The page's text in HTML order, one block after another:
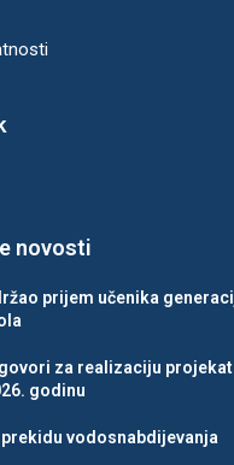
novosti
prijem učenika
za realizaciju
godinu
vodosnabdijevanja